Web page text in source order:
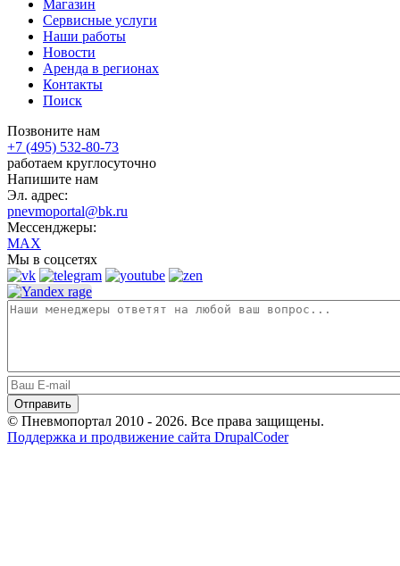
Магазин
Сервисные услуги
Наши работы
Новости
Аренда в регионах
Контакты
Поиск
Позвоните нам
+7 (495) 532-80-73
работаем круглосуточно
Напишите нам
Эл. адрес:
pnevmoportal@bk.ru
Мессенджеры:
MAX
Мы в соцсетях
© Пневмопортал 2010 - 2026. Все права защищены.
Поддержка и продвижение сайта DrupalCoder